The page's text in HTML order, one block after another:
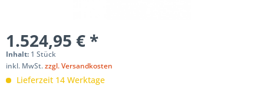
1.524,95 € *
Inhalt: 1 Stück
inkl. MwSt.zzgl. Versandkosten
Lieferzeit 14 Werktage